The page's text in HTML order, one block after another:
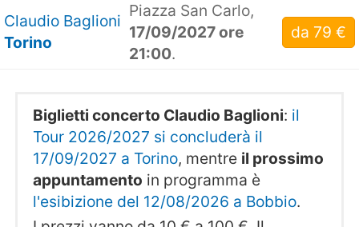
Claudio Baglioni
Torino
Piazza San Carlo,
17/09/2027 ore
21:00.
da 79 €
Biglietti concerto Claudio Baglioni: il
Tour 2026/2027 si concluderà il
17/09/2027 a Torino, mentre il prossimo
appuntamento in programma è
l'esibizione del 12/08/2026 a Bobbio.